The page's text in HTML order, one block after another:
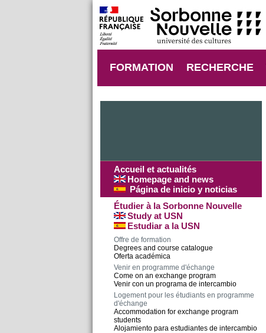
FORMATION RECHERCHE
Accueil et actualités
Homepage and news
Página de inicio y noticias
Étudier à la Sorbonne Nouvelle
Study at USN
Estudiar a la USN
Offre de formation
Degrees and course catalogue
Oferta académica
Venir en programme d'échange
Come on an exchange program
Venir con un programa de intercambio
Logement pour les étudiants en programme
d'échange
Accommodation for exchange program
students
Alojamiento para estudiantes de intercambio